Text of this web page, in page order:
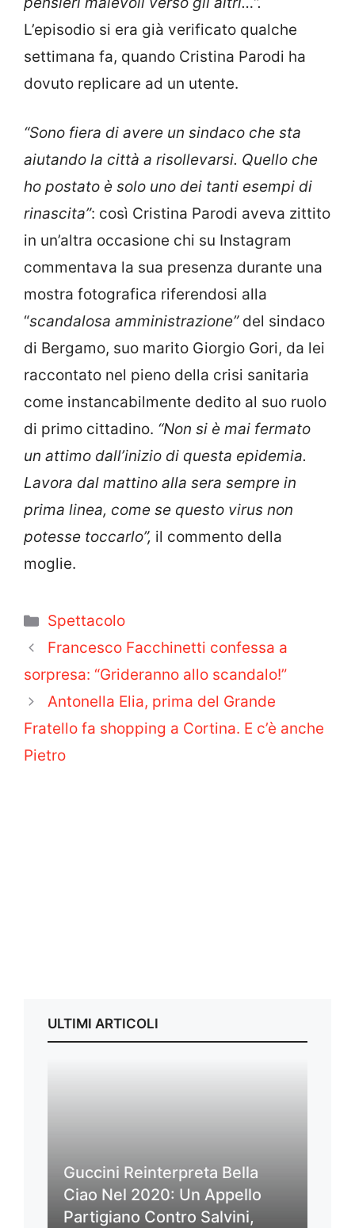
L’episodio si era già verificato qualche
settimana fa, quando Cristina Parodi ha
dovuto replicare ad un utente.
“Sono fiera di avere un sindaco che sta
aiutando la città a risollevarsi. Quello che
ho postato è solo uno dei tanti esempi di
rinascita”: così Cristina Parodi aveva zittito
in un’altra occasione chi su Instagram
commentava la sua presenza durante una
mostra fotografica riferendosi alla
“scandalosa amministrazione”del sindaco
di Bergamo, suo marito Giorgio Gori, da lei
raccontato nel pieno della crisi sanitaria
come instancabilmente dedito al suo ruolo
di primo cittadino. “Non si è mai fermato
un attimo dall’inizio di questa epidemia.
Lavora dal mattino alla sera sempre in
prima linea, come se questo virus non
potesse toccarlo”, il commento della
moglie.
Categorie
Spettacolo
Francesco Facchinetti confessa a
sorpresa: “Grideranno allo scandalo!”
Antonella Elia, prima del Grande
Fratello fa shopping a Cortina. E c’è anche
Pietro
ULTIMI ARTICOLI
Guccini Reinterpreta Bella
Ciao Nel 2020: Un Appello
Partigiano Contro Salvini,